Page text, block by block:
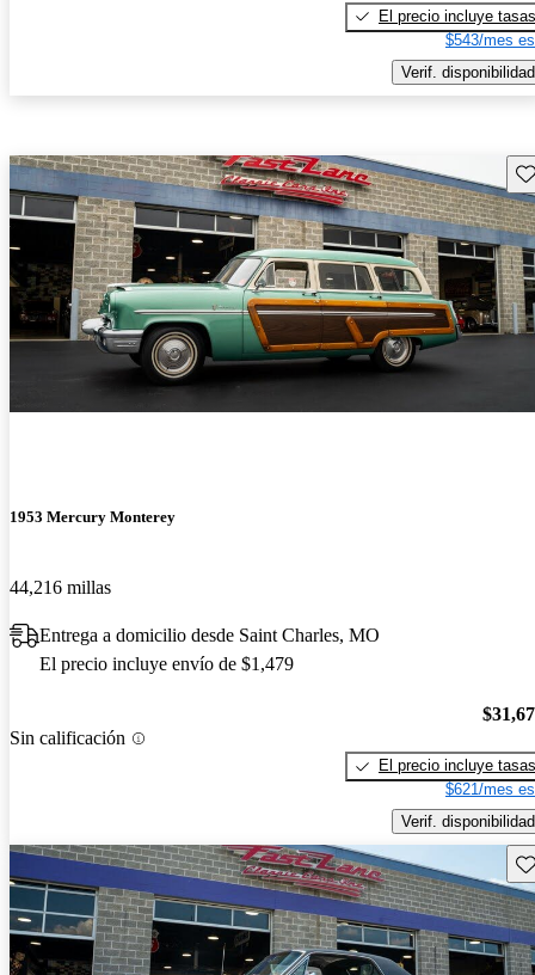
El precio incluye tasas
$543/mes
Verif. disponibilidad
1953 Mercury Monterey
44,216 millas
Entrega a domicilio desde Saint Charles, MO
El precio incluye envío de $1,479
Sin calificación
El precio incluye tasas
$621/mes
Verif. disponibilidad